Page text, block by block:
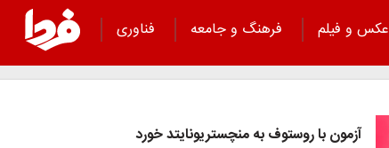
عکس و فیلم فرهنگ و جامعه
فناوری
آزمون با روستوف به منچستریونایتد خورد